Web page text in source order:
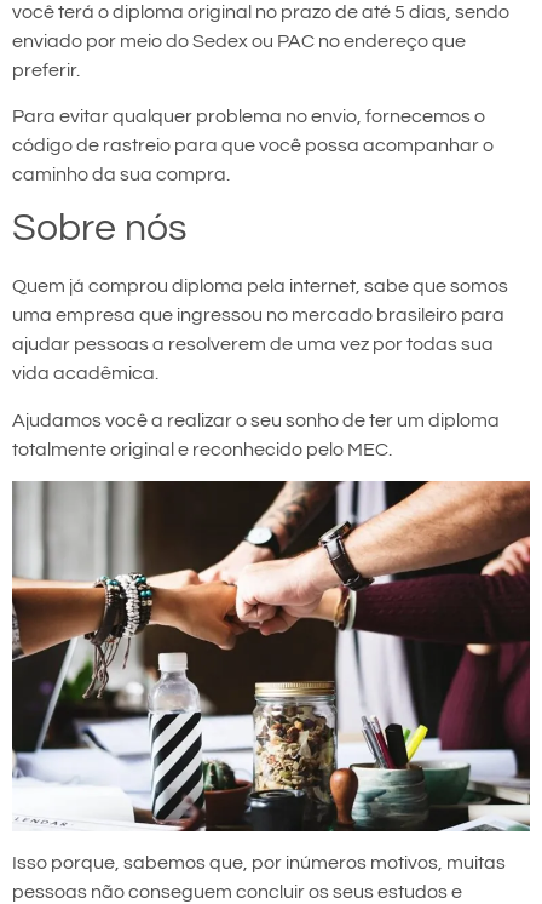
você terá o diploma original no prazo de até 5 dias, sendo
enviado por meio do Sedex ou PAC no endereço que
preferir.
Para evitar qualquer problema no envio, fornecemos o
código de rastreio para que você possa acompanhar o
caminho da sua compra.
Sobre nós
Quem já comprou diploma pela internet, sabe que somos
uma empresa que ingressou no mercado brasileiro para
ajudar pessoas a resolverem de uma vez por todas sua
vida acadêmica.
Ajudamos você a realizar o seu sonho de ter um diploma
totalmente original e reconhecido pelo MEC.
Isso porque, sabemos que, por inúmeros motivos, muitas
pessoas não conseguem concluir os seus estudos e